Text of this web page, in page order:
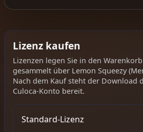
Lizenz kaufen
Lizenzen legen Sie in den
gesammelt über Lemon Squeezy
Nach dem Kauf steht der Download
Culoca-Konto bereit.
Standard-Lizenz